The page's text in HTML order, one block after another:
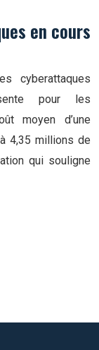
en cours
cyberattaques
pour les
moyen d’une
4,35 millions de
qui souligne